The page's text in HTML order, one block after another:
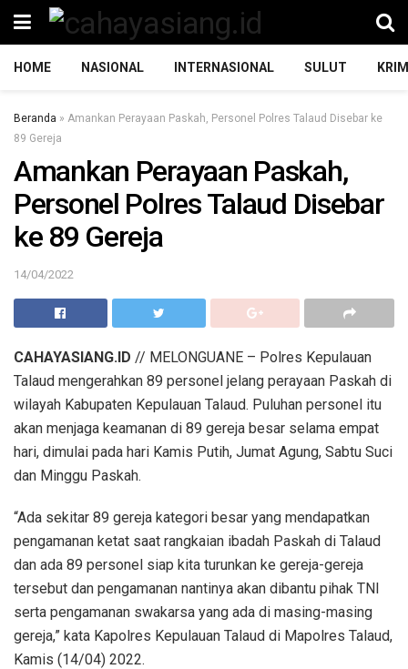
HOME NASIONAL INTERNASIONAL SULUT
Beranda » Amankan Perayaan Paskah, Personel Polres Talaud Disebar ke
89 Gereja
Amankan Perayaan Paskah,
Personel Polres Talaud Disebar
ke 89 Gereja
14/04/2022
CAHAYASIANG.ID // MELONGUANE – Polres Kepulauan
Talaud mengerahkan 89 personel jelang perayaan Paskah di
wilayah Kabupaten Kepulauan Talaud. Puluhan personel itu
akan menjaga keamanan di 89 gereja besar selama empat
hari, dimulai pada hari Kamis Putih, Jumat Agung, Sabtu Suci
dan Minggu Paskah.
“Ada sekitar 89 gereja kategori besar yang mendapatkan
pengamanan ketat saat rangkaian ibadah Paskah di Talaud
dan ada 89 personel siap kita turunkan ke gereja-gereja
tersebut dan pengamanan nantinya akan dibantu pihak TNI
serta pengamanan swakarsa yang ada di masing-masing
gereja,” kata Kapolres Kepulauan Talaud di Mapolres Talaud,
Kamis (14/04) 2022.